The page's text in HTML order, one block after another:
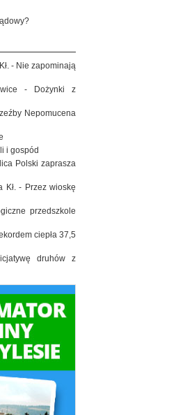
- Nie zapominają
- Dożynki z
Nepomucena
i gospód
Polski zaprasza
Kł. - Przez wioskę
przedszkole
ciepła 37,5
druhów z